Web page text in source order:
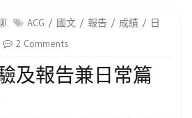
ACG 國文 報告 成績
日
2 Comments
及報告兼日常篇